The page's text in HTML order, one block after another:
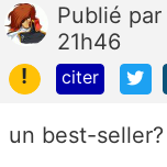
Publié par
21h46
!
citer
un best-seller?